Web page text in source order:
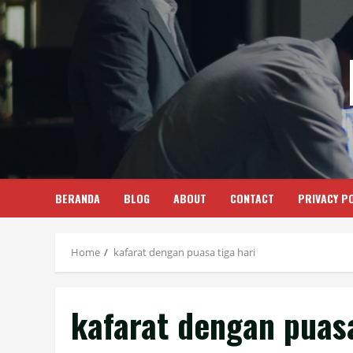
Skip
content
BERANDA BLOG ABOUT CONTACT PRIVACY
Home kafarat dengan puasa tiga hari
kafarat dengan